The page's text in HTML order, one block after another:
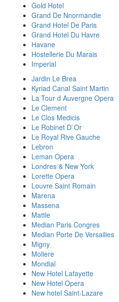
Gold Hotel
Grand De Nnormandie
Grand Hotel De Paris
Grand Hotel Du Havre
Havane
Hostellerie Du Marais
Imperial
Jardin Le Brea
Kyriad Canal Saint Martin
La Tour d Auvergne Opera
Le Clement
Le Clos Medicis
Le Robinet D`Or
Le Royal Rive Gauche
Lebron
Leman Opera
Londres & New York
Lorette Opera
Louvre Saint Romain
Marena
Massena
Mattle
Median Paris Congres
Median Porte De Versailies
Migny
Moliere
Mondial
New Hotel Lafayette
New Hotel Opera
New hotel Saint-Lazare